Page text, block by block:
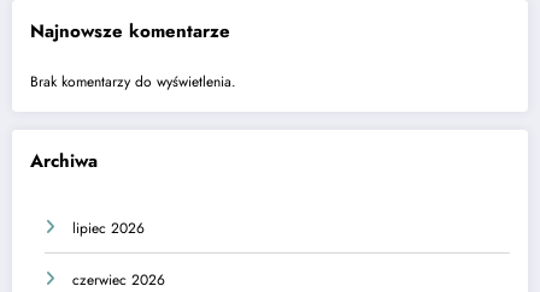
Najnowsze komentarze
Brak komentarzy do wyświetlenia.
Archiwa
lipiec 2026
czerwiec 2026